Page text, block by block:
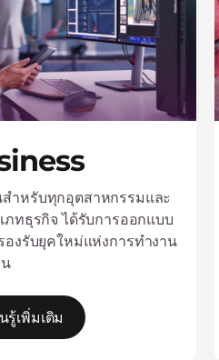
ำหรับทุกอุตสาหกรรมและ
ภทธุรกิจ ได้รับการออกแบบ
องรับยุคใหม่แห่งการทำงาน
รู้เพิ่มเติม